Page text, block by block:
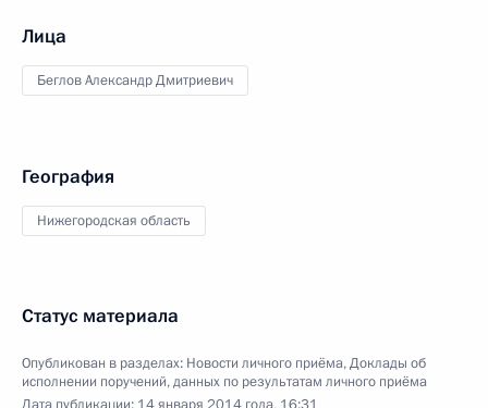
Лица
Беглов Александр Дмитриевич
География
Нижегородская область
Статус материала
Опубликован в разделах: Новости личного приёма,Доклады об
исполнении поручений, данных по результатам личного приёма